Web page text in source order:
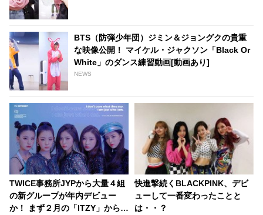
BTS（防弾少年団）ジミン＆ジョングクの貴重
な映像公開！ マイケル・ジャクソン「Black Or
White」のダンス練習動画[動画あり]
NEWS
TWICE事務所JYPから大量４組
の新グループが年内デビュー
か！ まず２月の「ITZY」からス
快進撃続くBLACKPINK、デビ
ューして一番変わったことと
は・・？